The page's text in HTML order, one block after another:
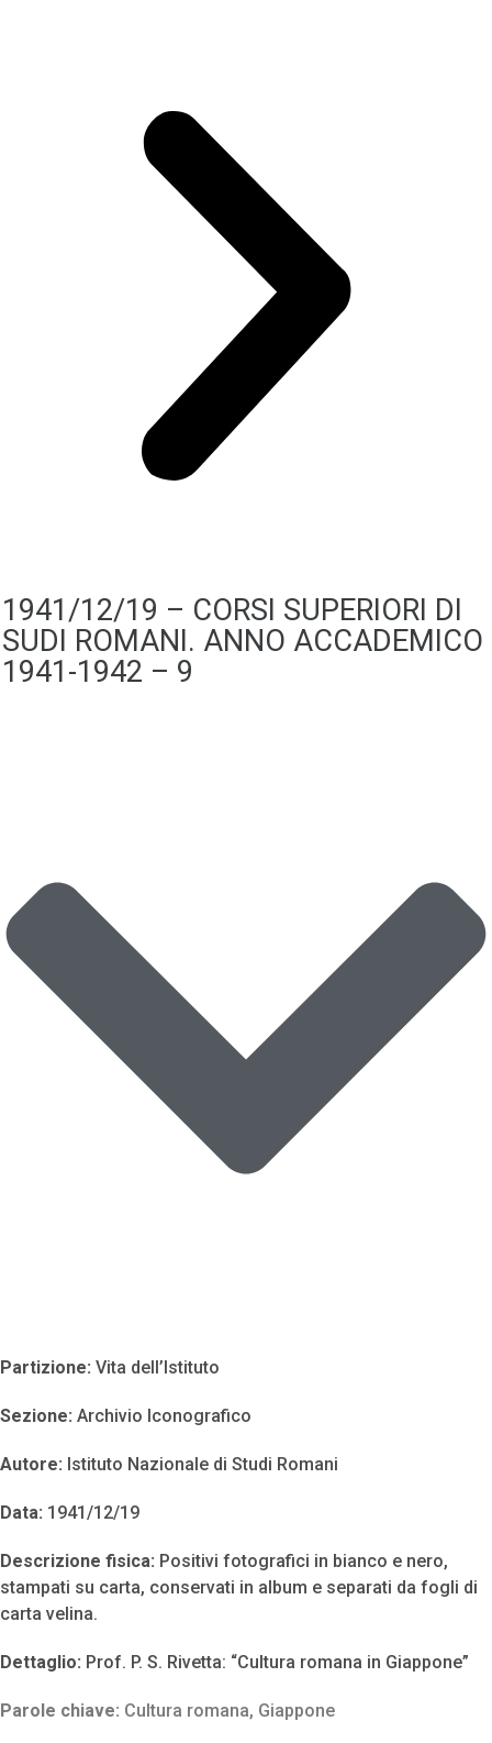
1941/12/19 – CORSI SUPERIORI DI
SUDI ROMANI. ANNO ACCADEMICO
1941-1942 – 9
Partizione: Vita dell’Istituto
Sezione: Archivio Iconografico
Autore: Istituto Nazionale di Studi Romani
Data: 1941/12/19
Descrizione fisica: Positivi fotografici in bianco e nero,
stampati su carta, conservati in album e separati da fogli di
carta velina.
Dettaglio: Prof. P. S. Rivetta: “Cultura romana in Giappone”
Parole chiave: Cultura romana, Giappone